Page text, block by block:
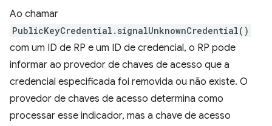
Ao chamar
PublicKeyCredential.signalUnknownCredential()
com um ID de RP e um ID de credencial, o RP pode
informar ao provedor de chaves de acesso que a
credencial especificada foi removida ou não existe. O
provedor de chaves de acesso determina como
processar esse indicador, mas a chave de acesso